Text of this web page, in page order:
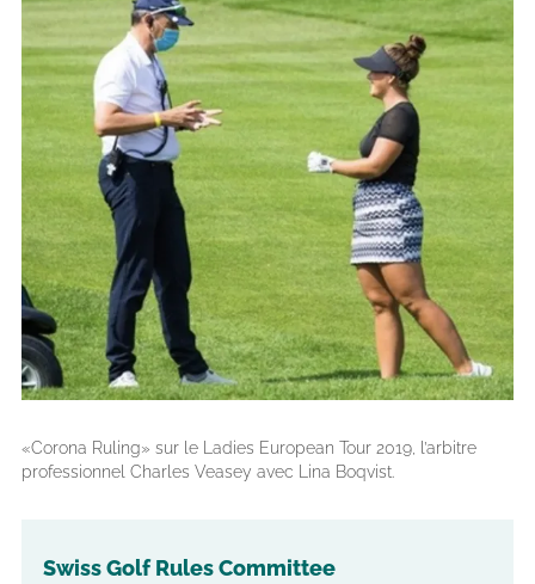
«Corona Ruling» sur le Ladies European Tour 2019, l’arbitre
professionnel Charles Veasey avec Lina Boqvist.
Swiss Golf Rules Committee